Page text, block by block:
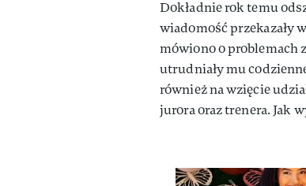
Dokładnie rok temu
wiadomość przekazały
mówiono o problemach
utrudniały mu
również na wzięcie
jurora oraz trenera. Jak